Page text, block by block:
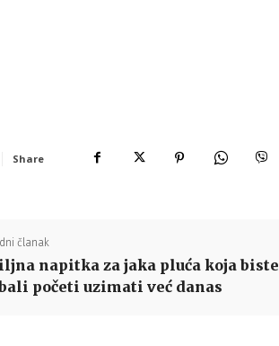
Share
članak
napitka za jaka pluća koja biste
početi uzimati već danas